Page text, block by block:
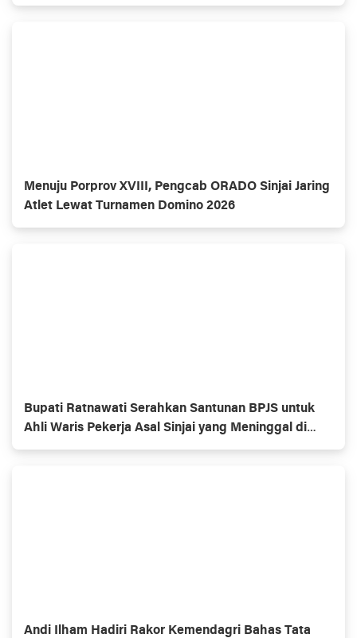
Menuju Porprov XVIII, Pengcab ORADO Sinjai Jaring
Atlet Lewat Turnamen Domino 2026
Bupati Ratnawati Serahkan Santunan BPJS untuk
Ahli Waris Pekerja Asal Sinjai yang Meninggal di
Morowali
Andi Ilham Hadiri Rakor Kemendagri Bahas Tata